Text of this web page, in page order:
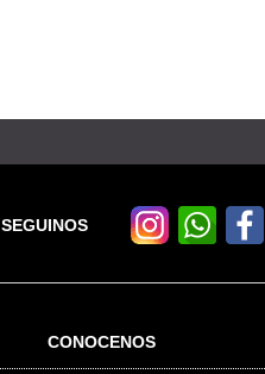
SEGUINOS
CONOCENOS